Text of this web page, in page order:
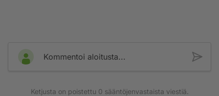
Kommentoi aloitusta...
Ketjusta on poistettu 0 sääntöjenvastaista viestiä.